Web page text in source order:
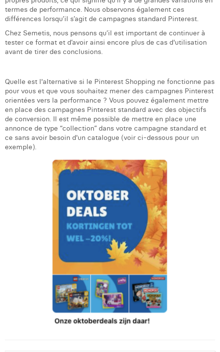
termes de performance. Nous observons également ces
différences lorsqu’il s’agit de campagnes standard Pinterest.
Chez Semetis, nous pensons qu’il est important de continuer à
tester ce format et d’avoir ainsi encore plus de cas d'utilisation
avant de tirer des conclusions.
Quelle est l'alternative si le Pinterest Shopping ne fonctionne pas
pour vous et que vous souhaitez mener des campagnes Pinterest
orientées vers la performance ? Vous pouvez également mettre
en place des campagnes Pinterest standard avec des objectifs
de conversion. Il est même possible de mettre en place une
annonce de type “collection” dans votre campagne standard et
ce sans avoir besoin d'un catalogue (voir ci-dessous pour un
exemple).